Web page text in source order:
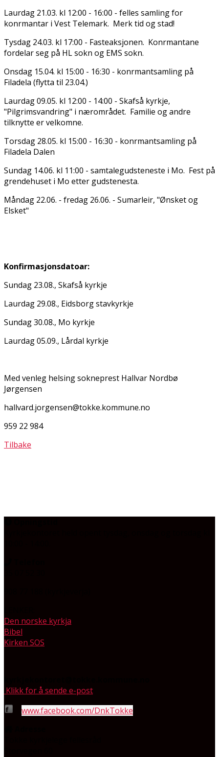
Laurdag 21.03. kl 12:00 - 16:00 - felles samling for
konfirmantar i Vest Telemark. Merk tid og stad!
Tysdag 24.03. kl 17:00 - Fasteaksjonen. Konfirmantane
fordelar seg på HL sokn og EMS sokn.
Onsdag 15.04. kl 15:00 - 16:30 - konfirmantsamling på
Filadelfia (flytta til 23.04.)
Laurdag 09.05. kl 12:00 - 14:00 - Skafså kyrkje,
"Pilgrimsvandring" i nærområdet. Familie og andre
tilknytte er velkomne.
Torsdag 28.05. kl 15:00 - 16:30 - konfirmantsamling på
Filadelfia Dalen
Sundag 14.06. kl 11:00 - samtalegudsteneste i Mo. Fest på
grendehuset i Mo etter gudstenesta.
Måndag 22.06. - fredag 26.06. - Sumarleir, "Ønsket og
Elsket"
Konfirmasjonsdatoar:
Sundag 23.08., Skafså kyrkje
Laurdag 29.08., Eidsborg stavkyrkje
Sundag 30.08., Mo kyrkje
Laurdag 05.09., Lårdal kyrkje
Med venleg helsing sokneprest Hallvar Nordbø
Jørgensen
hallvard.jorgensen@tokke.kommune.no
959 22 984
Tilbake
Den norske kyrkja
Bibel
Kirken SOS
Klikk for å sende e-post
www.facebook.com/DnkTokke